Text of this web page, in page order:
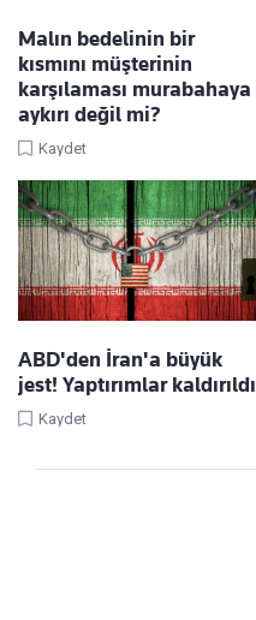
Malın bedelinin bir
kısmını müşterinin
karşılaması murabahaya
aykırı değil mi?
Kaydet
ABD'den İran'a büyük
jest! Yaptırımlar kaldırıldı
Kaydet